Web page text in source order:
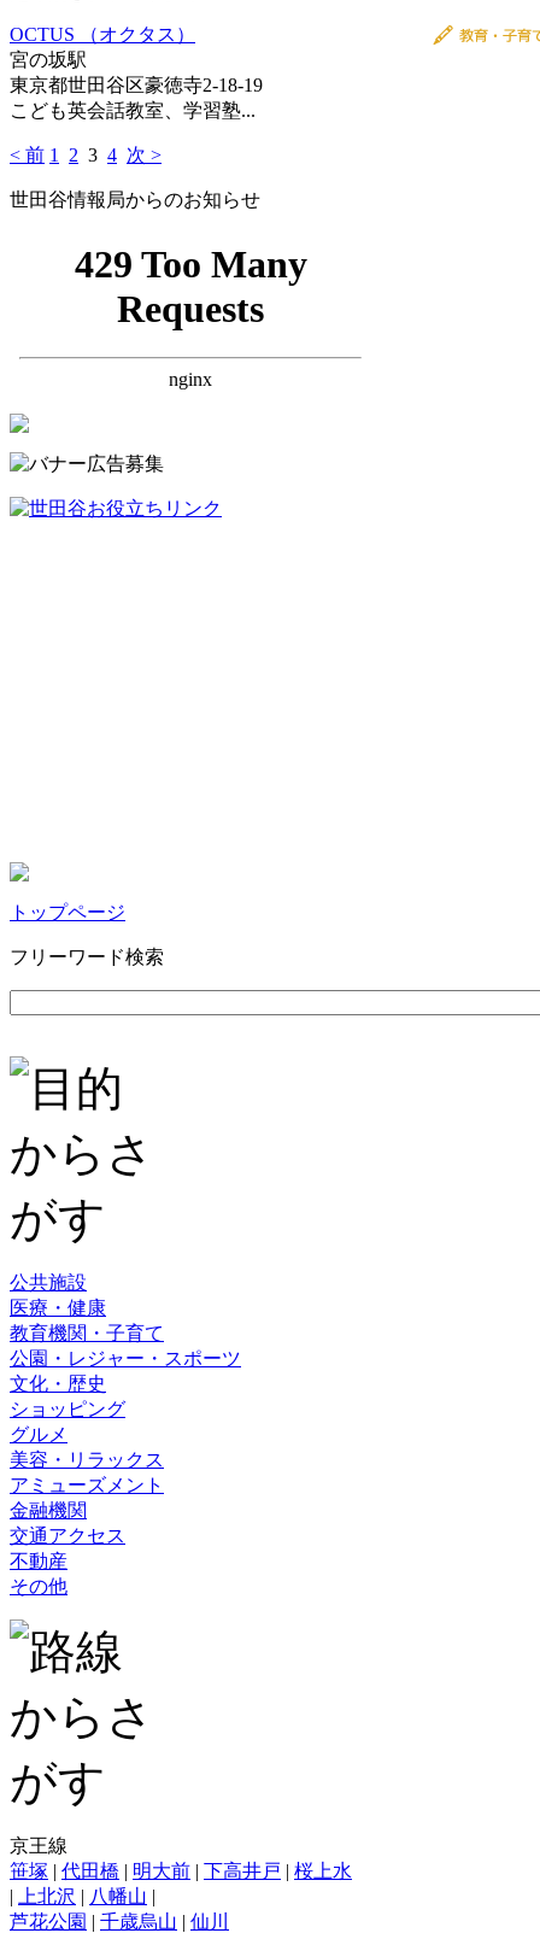
OCTUS （オクタス）
宮の坂駅
東京都世田谷区豪徳寺2-18-19
こども英会話教室、学習塾...
< 前 1 2 3 4 次 >
世田谷情報局からのお知らせ
トップページ
フリーワード検索
公共施設
医療・健康
教育機関・子育て
公園・レジャー・スポーツ
文化・歴史
ショッピング
グルメ
美容・リラックス
アミューズメント
金融機関
交通アクセス
不動産
その他
京王線
笹塚 | 代田橋 | 明大前 | 下高井戸 | 桜上水
|
上北沢 | 八幡山 |
芦花公園 | 千歳烏山 | 仙川